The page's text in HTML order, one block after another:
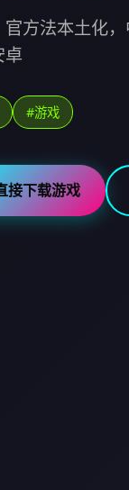
官方法本土化
卓
#游戏
接下载游戏